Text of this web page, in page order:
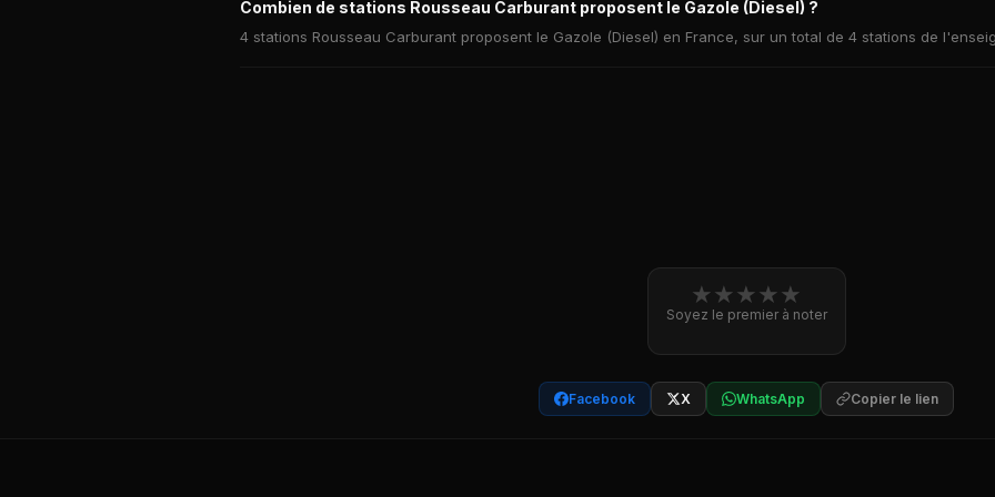
Combien de stations Rousseau Carburant proposent le Gazole (Diesel) ?
4 stations Rousseau Carburant proposent le Gazole (Diesel) en France, sur un total de 4 stations de
★★★★★
Soyez le premier à noter
Facebook X WhatsApp Copier le lien